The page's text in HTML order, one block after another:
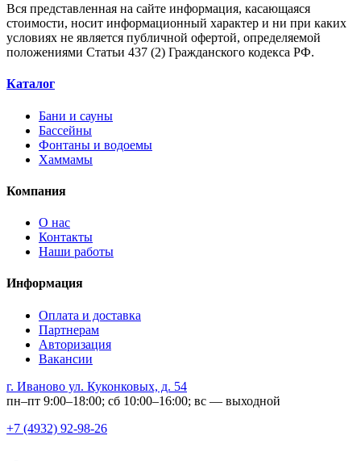
Вся представленная на сайте информация, касающаяся
стоимости, носит информационный характер и ни при каких
условиях не является публичной офертой, определяемой
положениями Статьи 437 (2) Гражданского кодекса РФ.
Каталог
Бани и сауны
Бассейны
Фонтаны и водоемы
Хаммамы
Компания
О нас
Контакты
Наши работы
Информация
Оплата и доставка
Партнерам
Авторизация
Вакансии
г. Иваново ул. Куконковых, д. 54
пн–пт 9:00–18:00; сб 10:00–16:00; вс — выходной
+7 (4932) 92-98-26